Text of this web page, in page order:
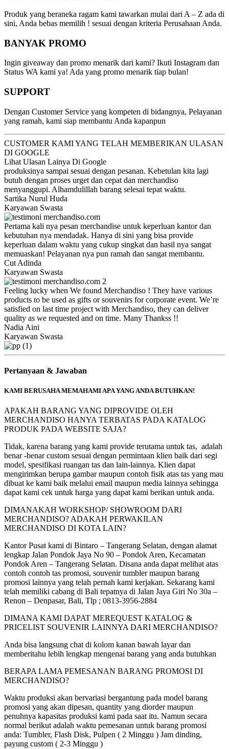
Produk yang beraneka ragam kami tawarkan mulai dari A – Z ada di
sini, Anda bebas memilih ! sesuai dengan kriteria Perusahaan Anda.
BANYAK PROMO
Ingin giveaway dan promo menarik dari kami? Ikuti Instagram dan
Status WA kami ya! Ada yang promo menarik tiap bulan!
SUPPORT
Dengan Customer Service yang kompeten di bidangnya, Pelayanan
yang ramah, kami siap membantu Anda kapanpun
CUSTOMER KAMI YANG TELAH MEMBERIKAN ULASAN
DI GOOGLE
Lihat Ulasan Lainya Di Google
produksinya sampai sesuai dengan pesanan. Kebetulan kita lagi
butuh dengan proses urget dan cepat dan merchandiso
menyanggupi. Alhamdulillah barang selesai tepat waktu.
Sartika Nurul Huda
Karyawan Swasta
Pertama kali nya pesan merchandise untuk keperluan kantor dan
kebutuhan nya mendadak. Hanya di sini yang bisa provide
keperluan dalam waktu yang cukup singkat dan hasil nya sangat
memuaskan! Pelayanan nya pun ramah dan sangat membantu.
Cut Adinda
Karyawan Swasta
Feeling lucky when We found Merchandiso ! They have various
products to be used as gifts or souvenirs for corporate event. We’re
satisfied on last time project with Merchandiso, they can deliver
quality as we requested and on time. Many Thankss !!
Nadia Aini
Karyawan Swasta
Pertanyaan & Jawaban
KAMI BERUSAHA MEMAHAMI APA YANG ANDA BUTUHKAN!
APAKAH BARANG YANG DIPROVIDE OLEH
MERCHANDISO HANYA TERBATAS PADA KATALOG
PRODUK PADA WEBSITE SAJA?
Tidak, karena barang yang kami provide terutama untuk tas, adalah
benar -benar custom sesuai dengan permintaan klien baik dari segi
model, spesifikasi ruangan tas dan lain-lainnya. Klien dapat
mengirimkan berupa gambar maupun contoh fisik atas tas yang mau
dibuat ke kami baik melalui email maupun media lainnya sehingga
dapat kami cek untuk harga yang dapat kami berikan untuk anda.
DIMANAKAH WORKSHOP/ SHOWROOM DARI
MERCHANDISO? ADAKAH PERWAKILAN
MERCHANDISO DI KOTA LAIN?
Kantor Pusat kami di Bintaro – Tangerang Selatan, dengan alamat
lengkap Jalan Pondok Jaya No 90 – Pondok Aren, Kecamatan
Pondok Aren – Tangerang Selatan. Disana anda dapat melihat atas
contoh contoh tas promosi, souvenir tumbler maupun barang
promosi lainnya yang telah pernah kami kerjakan. Sekarang kami
telah memiliki cabang di Bali tepatnya di Jalan Jaya Giri No 30a –
Renon – Denpasar, Bali, Tlp ; 0813-3956-2884
DIMANA KAMI DAPAT MEREQUEST KATALOG &
PRICELIST SOUVENIR LAINNYA DARI MERCHANDISO?
Anda bisa langsung chat di kolom kanan bawah layar dan
memberitahu lebih lengkap mengenai barang yang anda butuhkan
BERAPA LAMA PEMESANAN BARANG PROMOSI DI
MERCHANDISO?
Waktu produksi akan bervariasi bergantung pada model barang
promosi yang akan dipesan, quantity yang diorder maupun
penuhnya kapasitas produksi kami pada saat itu. Namun secara
normal berikut adalah waktu pemesanan untuk barang promosi
anda: Tumbler, Flash Disk, Pulpen ( 2 Minggu ) Jam dinding,
payung custom ( 2-3 Minggu )